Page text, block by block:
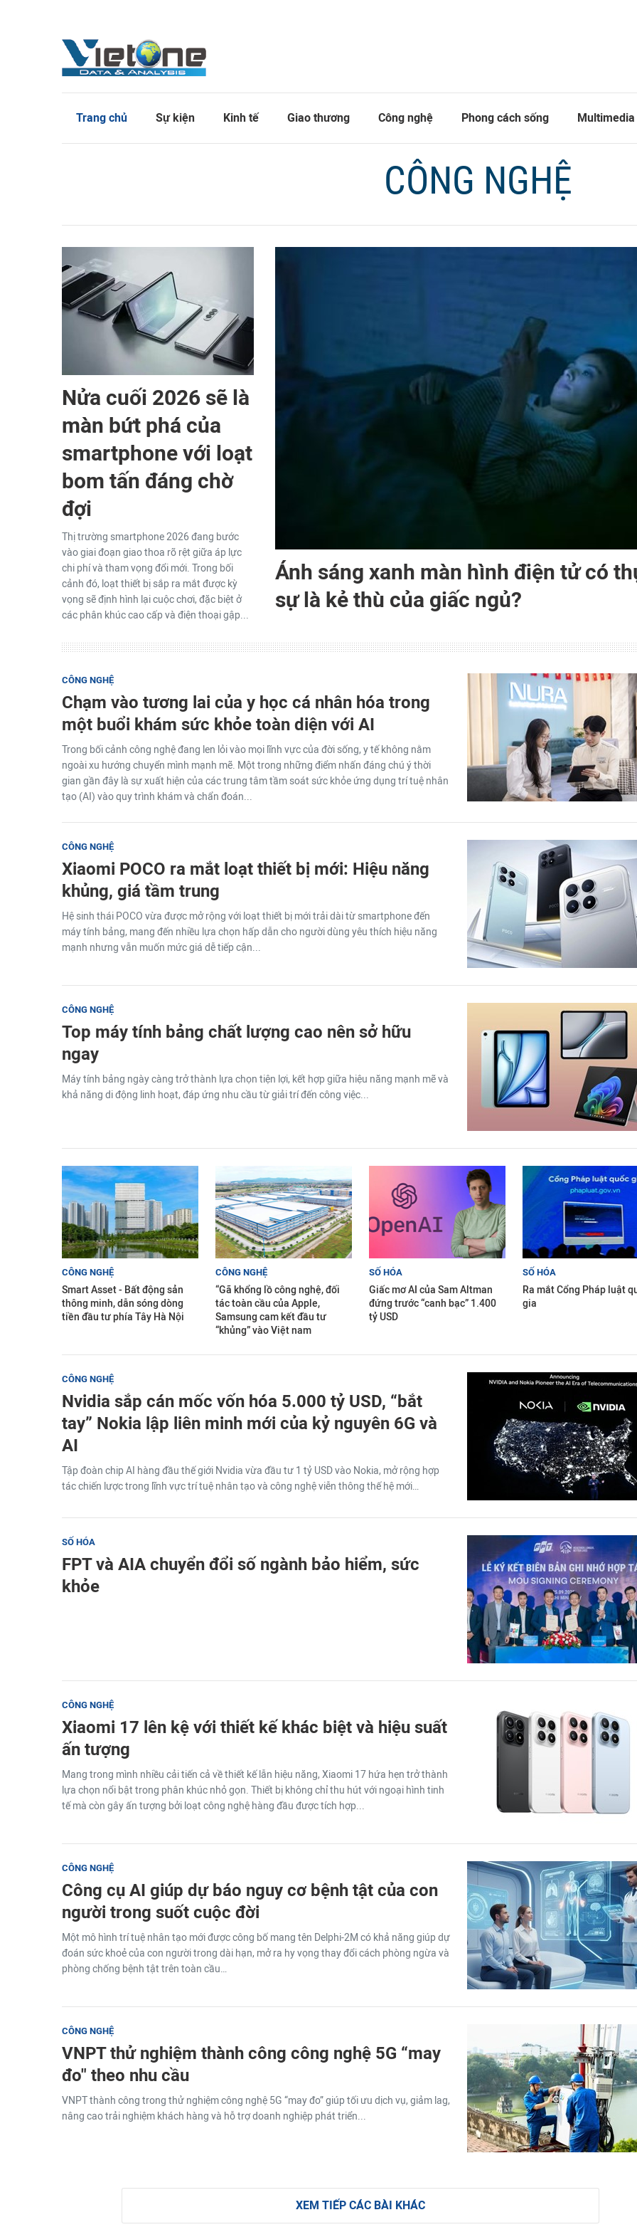
Trang chủ Sự kiện Kinh tế Giao thương Công nghệ Phong cách sống Multimedia
CÔNG NGHỆ
Nửa cuối 2026 sẽ là
màn bứt phá của
smartphone với loạt
bom tấn đáng chờ
đợi
Thị trường smartphone 2026 đang bước
vào giai đoạn giao thoa rõ rệt giữa áp lực
chi phí và tham vọng đổi mới. Trong bối
cảnh đó, loạt thiết bị sắp ra mắt được kỳ
vọng sẽ định hình lại cuộc chơi, đặc biệt ở
các phân khúc cao cấp và điện thoại gập...
Ánh sáng xanh màn hình điện tử có
sự là kẻ thù của giấc ngủ?
CÔNG NGHỆ
Chạm vào tương lai của y học cá nhân hóa trong
một buổi khám sức khỏe toàn diện với AI
Trong bối cảnh công nghệ đang len lỏi vào mọi lĩnh vực của đời sống, y tế không nằm
ngoài xu hướng chuyển mình mạnh mẽ. Một trong những điểm nhấn đáng chú ý thời
gian gần đây là sự xuất hiện của các trung tâm tầm soát sức khỏe ứng dụng trí tuệ nhân
tạo (AI) vào quy trình khám và chẩn đoán...
CÔNG NGHỆ
Xiaomi POCO ra mắt loạt thiết bị mới: Hiệu năng
khủng, giá tầm trung
Hệ sinh thái POCO vừa được mở rộng với loạt thiết bị mới trải dài từ smartphone đến
máy tính bảng, mang đến nhiều lựa chọn hấp dẫn cho người dùng yêu thích hiệu năng
mạnh nhưng vẫn muốn mức giá dễ tiếp cận...
CÔNG NGHỆ
Top máy tính bảng chất lượng cao nên sở hữu
ngay
Máy tính bảng ngày càng trở thành lựa chọn tiện lợi, kết hợp giữa hiệu năng mạnh mẽ và
khả năng di động linh hoạt, đáp ứng nhu cầu từ giải trí đến công việc...
CÔNG NGHỆ
Smart Asset - Bất động sản
thông minh, dẫn sóng dòng
tiền đầu tư phía Tây Hà Nội
CÔNG NGHỆ
“Gã khổng lồ công nghệ, đối
tác toàn cầu của Apple,
Samsung cam kết đầu tư
“khủng” vào Việt nam
SỐ HÓA
Giấc mơ AI của Sam Altman
đứng trước “canh bạc” 1.400
tỷ USD
SỐ HÓA
Ra mắt Cổng Pháp luật
gia
CÔNG NGHỆ
Nvidia sắp cán mốc vốn hóa 5.000 tỷ USD, “bắt
tay” Nokia lập liên minh mới của kỷ nguyên 6G và
AI
Tập đoàn chip AI hàng đầu thế giới Nvidia vừa đầu tư 1 tỷ USD vào Nokia, mở rộng hợp
tác chiến lược trong lĩnh vực trí tuệ nhân tạo và công nghệ viễn thông thế hệ mới…
SỐ HÓA
FPT và AIA chuyển đổi số ngành bảo hiểm, sức
khỏe
CÔNG NGHỆ
Xiaomi 17 lên kệ với thiết kế khác biệt và hiệu suất
ấn tượng
Mang trong mình nhiều cải tiến cả về thiết kế lẫn hiệu năng, Xiaomi 17 hứa hẹn trở thành
lựa chọn nổi bật trong phân khúc nhỏ gọn. Thiết bị không chỉ thu hút với ngoại hình tinh
tế mà còn gây ấn tượng bởi loạt công nghệ hàng đầu được tích hợp...
CÔNG NGHỆ
Công cụ AI giúp dự báo nguy cơ bệnh tật của con
người trong suốt cuộc đời
Một mô hình trí tuệ nhân tạo mới được công bố mang tên Delphi-2M có khả năng giúp dự
đoán sức khoẻ của con người trong dài hạn, mở ra hy vọng thay đổi cách phòng ngừa và
phòng chống bệnh tật trên toàn cầu…
CÔNG NGHỆ
VNPT thử nghiệm thành công công nghệ 5G “may
đo" theo nhu cầu
VNPT thành công trong thử nghiệm công nghệ 5G “may đo” giúp tối ưu dịch vụ, giảm lag,
nâng cao trải nghiệm khách hàng và hỗ trợ doanh nghiệp phát triển...
XEM TIẾP CÁC BÀI KHÁC